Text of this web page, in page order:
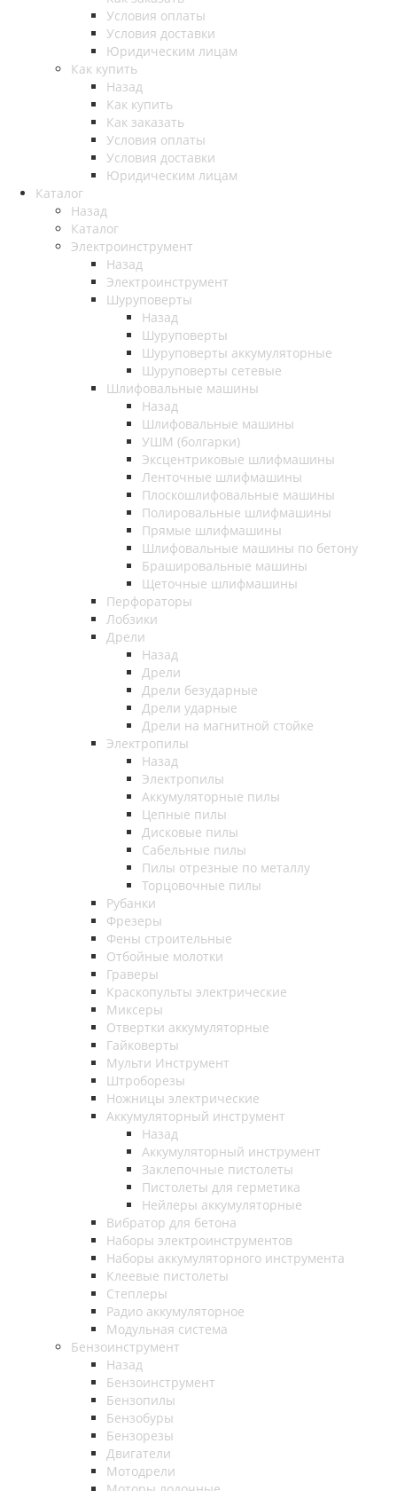
Условия оплаты
Условия доставки
Юридическим лицам
Как купить
Назад
Как купить
Как заказать
Условия оплаты
Условия доставки
Юридическим лицам
Каталог
Назад
Каталог
Электроинструмент
Назад
Электроинструмент
Шуруповерты
Назад
Шуруповерты
Шуруповерты аккумуляторные
Шуруповерты сетевые
Шлифовальные машины
Назад
Шлифовальные машины
УШМ (болгарки)
Эксцентриковые шлифмашины
Ленточные шлифмашины
Плоскошлифовальные машины
Полировальные шлифмашины
Прямые шлифмашины
Шлифовальные машины по бетону
Брашировальные машины
Щеточные шлифмашины
Перфораторы
Лобзики
Дрели
Назад
Дрели
Дрели безударные
Дрели ударные
Дрели на магнитной стойке
Электропилы
Назад
Электропилы
Аккумуляторные пилы
Цепные пилы
Дисковые пилы
Сабельные пилы
Пилы отрезные по металлу
Торцовочные пилы
Рубанки
Фрезеры
Фены строительные
Отбойные молотки
Граверы
Краскопульты электрические
Миксеры
Отвертки аккумуляторные
Гайковерты
Мульти Инструмент
Штроборезы
Ножницы электрические
Аккумуляторный инструмент
Назад
Аккумуляторный инструмент
Заклепочные пистолеты
Пистолеты для герметика
Нейлеры аккумуляторные
Вибратор для бетона
Наборы электроинструментов
Наборы аккумуляторного инструмента
Клеевые пистолеты
Степлеры
Радио аккумуляторное
Модульная система
Бензоинструмент
Назад
Бензоинструмент
Бензопилы
Бензобуры
Бензорезы
Двигатели
Мотодрели